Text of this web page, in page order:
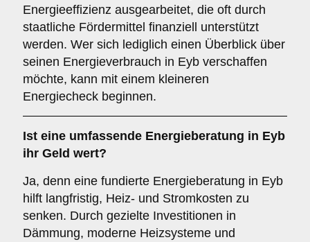
Energieeffizienz ausgearbeitet, die oft durch
staatliche Fördermittel finanziell unterstützt
werden. Wer sich lediglich einen Überblick über
seinen Energieverbrauch in Eyb verschaffen
möchte, kann mit einem kleineren
Energiecheck beginnen.
Ist eine umfassende Energieberatung in Eyb
ihr Geld wert?
Ja, denn eine fundierte Energieberatung in Eyb
hilft langfristig, Heiz- und Stromkosten zu
senken. Durch gezielte Investitionen in
Dämmung, moderne Heizsysteme und